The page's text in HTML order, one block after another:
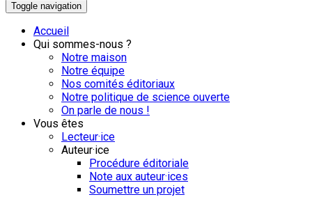
Toggle navigation
Accueil
Qui sommes-nous ?
Notre maison
Notre équipe
Nos comités éditoriaux
Notre politique de science ouverte
On parle de nous !
Vous êtes
Lecteur·ice
Auteur·ice
Procédure éditoriale
Note aux auteur·ices
Soumettre un projet